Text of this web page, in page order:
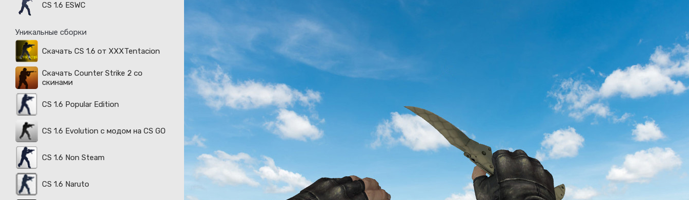
CS 1.6 ESWC
Уникальные сборки
Скачать CS 1.6 от XXXTentacion
Скачать Counter Strike 2 со
скинами
CS 1.6 Popular Edition
CS 1.6 Evolution с модом на CS GO
CS 1.6 Non Steam
CS 1.6 Naruto